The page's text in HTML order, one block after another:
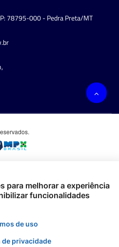
78795-000 - Pedra Preta/MT
para melhorar a experiência
funcionalidades
de uso
de privacidade